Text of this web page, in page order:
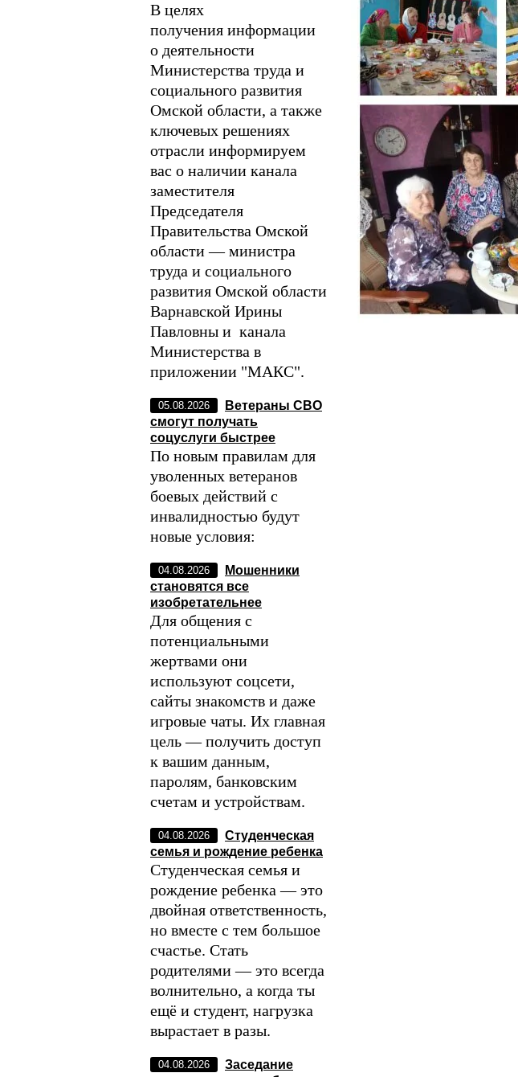
В целях
получения информации
о деятельности
Министерства труда и
социального развития
Омской области, а также
ключевых решениях
отрасли информируем
вас о наличии канала
заместителя
Председателя
Правительства Омской
области — министра
труда и социального
развития Омской области
Варнавской Ирины
Павловны и канала
Министерства в
приложении "МАКС".
05.08.2026
Ветераны СВО
смогут получать
соцуслуги быстрее
По новым правилам для
уволенных ветеранов
боевых действий с
инвалидностью будут
новые условия:
04.08.2026
Мошенники
становятся все
изобретательнее
Для общения с
потенциальными
жертвами они
используют соцсети,
сайты знакомств и даже
игровые чаты. Их главная
цель — получить доступ
к вашим данным,
паролям, банковским
счетам и устройствам.
04.08.2026
Студенческая
семья и рождение ребенка
Студенческая семья и
рождение ребенка — это
двойная ответственность,
но вместе с тем большое
счастье. Стать
родителями — это всегда
волнительно, а когда ты
ещё и студент, нагрузка
вырастает в разы.
04.08.2026
Заседание